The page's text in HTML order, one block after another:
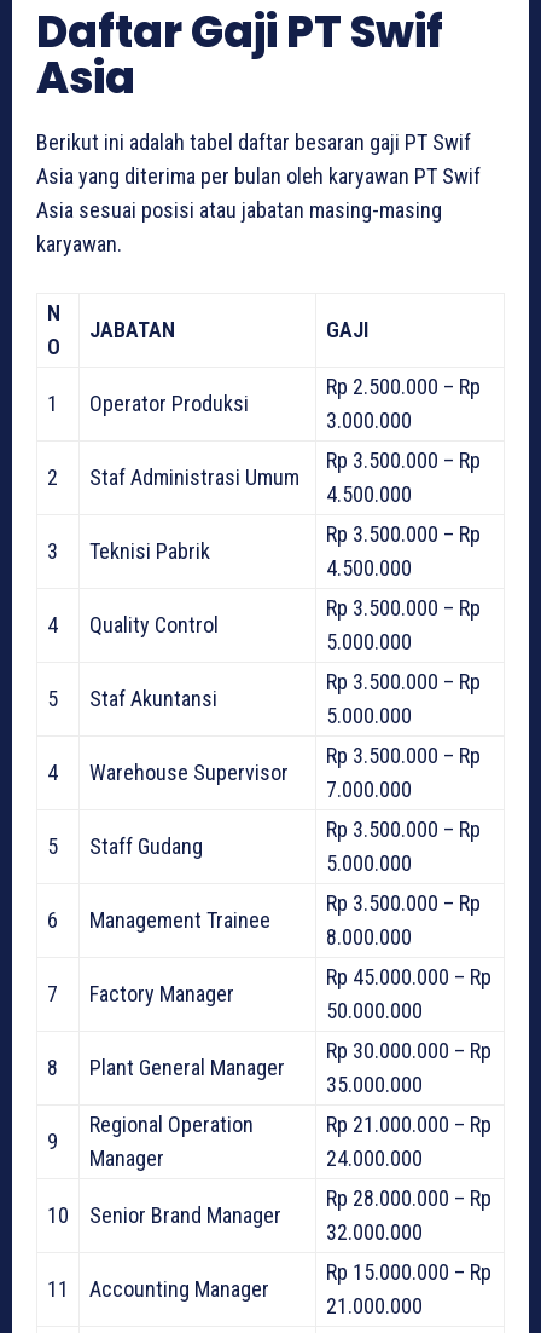
Daftar Gaji PT Swif
Asia
Berikut ini adalah tabel daftar besaran gaji PT Swif
Asia yang diterima per bulan oleh karyawan PT Swif
Asia sesuai posisi atau jabatan masing-masing
karyawan.
N
O
JABATAN GAJI
1 Operator Produksi
Rp 2.500.000 – Rp
3.000.000
2 Staf Administrasi Umum
Rp 3.500.000 – Rp
4.500.000
3 Teknisi Pabrik
Rp 3.500.000 – Rp
4.500.000
4 Quality Control
Rp 3.500.000 – Rp
5.000.000
5 Staf Akuntansi
Rp 3.500.000 – Rp
5.000.000
4 Warehouse Supervisor
Rp 3.500.000 – Rp
7.000.000
5 Staff Gudang
Rp 3.500.000 – Rp
5.000.000
6 Management Trainee
Rp 3.500.000 – Rp
8.000.000
7 Factory Manager
Rp 45.000.000 – Rp
50.000.000
8 Plant General Manager
Rp 30.000.000 – Rp
35.000.000
9
Regional Operation
Manager
Rp 21.000.000 – Rp
24.000.000
10 Senior Brand Manager
Rp 28.000.000 – Rp
32.000.000
11 Accounting Manager
Rp 15.000.000 – Rp
21.000.000